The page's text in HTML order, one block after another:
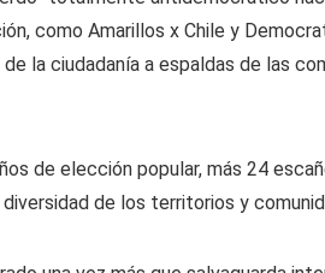
como Amarillos x Chile y
la ciudadanía a espaldas de las
de elección popular, más 24
de los territorios y